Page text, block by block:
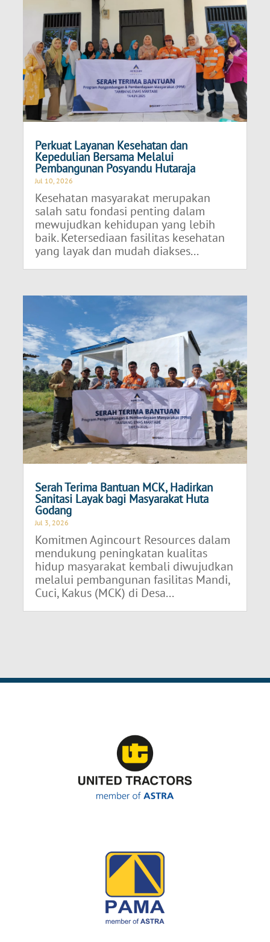
Perkuat Layanan Kesehatan dan
Kepedulian Bersama Melalui
Pembangunan Posyandu Hutaraja
Jul 10, 2026
Kesehatan masyarakat merupakan
salah satu fondasi penting dalam
mewujudkan kehidupan yang lebih
baik. Ketersediaan fasilitas kesehatan
yang layak dan mudah diakses...
Serah Terima Bantuan MCK, Hadirkan
Sanitasi Layak bagi Masyarakat Huta
Godang
Jul 3, 2026
Komitmen Agincourt Resources dalam
mendukung peningkatan kualitas
hidup masyarakat kembali diwujudkan
melalui pembangunan fasilitas Mandi,
Cuci, Kakus (MCK) di Desa...